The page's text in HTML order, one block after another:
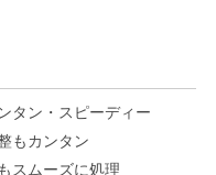
タン・スピーディー
もカンタン
スムーズに処理